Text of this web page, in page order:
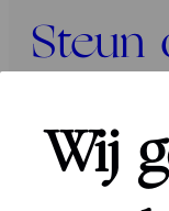
Wij
Steun
Over